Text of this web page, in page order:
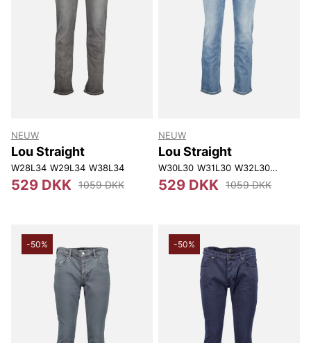
NEUW
Lou Straight
W28L34 W29L34 W38L34
529 DKK 1059 DKK
NEUW
Lou Straight
W30L30 W31L30 W32L30 W33L30
529 DKK 1059 DKK
-50% -50%